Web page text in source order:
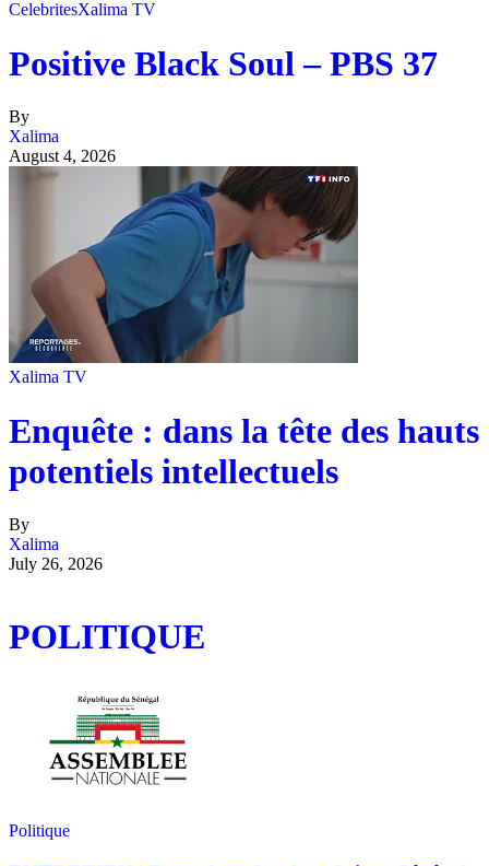
CelebritesXalima TV
Positive Black Soul – PBS 37
By
Xalima
August 4, 2026
Xalima TV
Enquête : dans la tête des hauts
potentiels intellectuels
By
Xalima
July 26, 2026
POLITIQUE
Politique